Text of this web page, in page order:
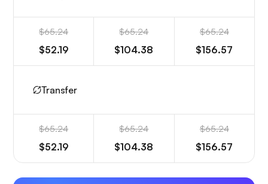
$65.24
$52.19
$65.24
$104.38
$65.24
$156.57
Transfer
$65.24
$52.19
$65.24
$104.38
$65.24
$156.57